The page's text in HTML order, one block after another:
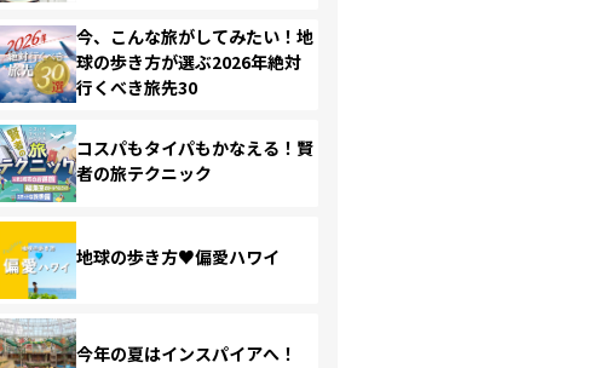
今、こんな旅がしてみたい！地
球の歩き方が選ぶ2026年絶対
行くべき旅先30
コスパもタイパもかなえる！賢
者の旅テクニック
地球の歩き方♥偏愛ハワイ
今年の夏はインスパイアへ！